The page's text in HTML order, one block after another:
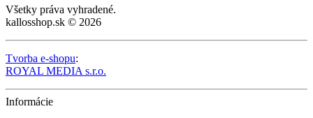
Všetky práva vyhradené.
kallosshop.sk © 2026
Tvorba e-shopu:
ROYAL MEDIA s.r.o.
Informácie